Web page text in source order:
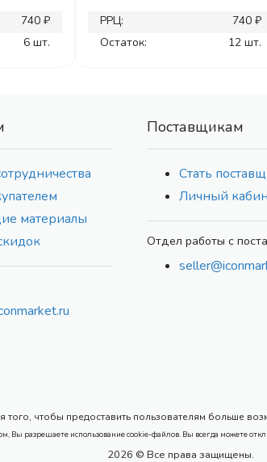
740 ₽
6 шт.
РРЦ:
740 ₽
Остаток:
12 шт.
материалы
Поставщикам
Стать
Личный
Отдел работы с
чтобы предоставить пользователям больше
Вы разрешаете использование cookie-файлов. Вы всегда можете
2026 © Все права защищены.